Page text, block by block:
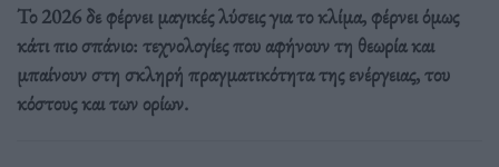
Το 2026 δε φέρνει μαγικές λύσεις για το κλίμα, φέρνει όμως
κάτι πιο σπάνιο: τεχνολογίες που αφήνουν τη θεωρία και
μπαίνουν στη σκληρή πραγματικότητα της ενέργειας, του
κόστους και των ορίων.